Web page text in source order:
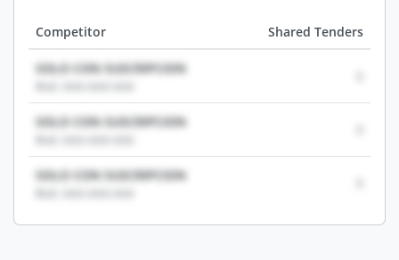
Competitor Shared Tenders
SOLO CON SUSCRIPCION
SOLO CON SUSCRIPCION
SOLO CON SUSCRIPCION